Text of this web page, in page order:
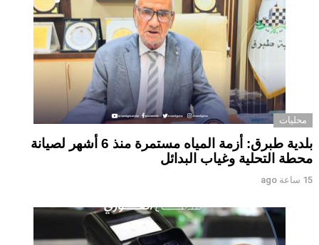
محليات
بلدية طبرق: أزمة المياه مستمرة منذ 6 أشهر لصيانة
محطة التحلية وغياب البدائل ‏ ‏
15 ساعة ago